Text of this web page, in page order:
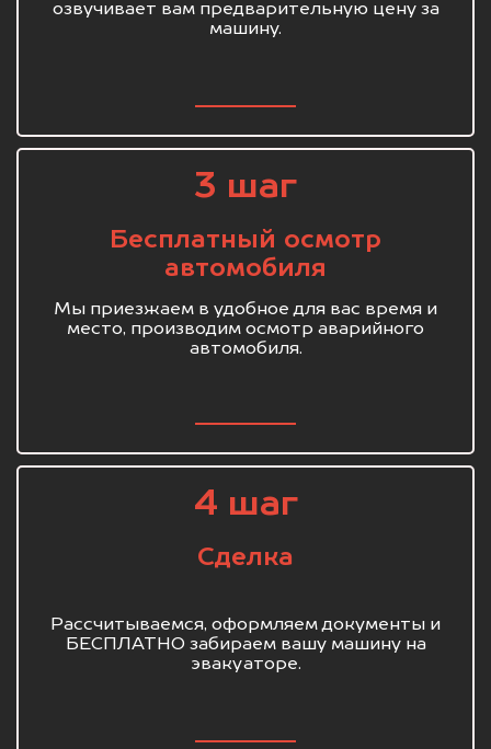
озвучивает вам предварительную цену за
машину.
3 шаг
Бесплатный осмотр
автомобиля
Мы приезжаем в удобное для вас время и
место, производим осмотр аварийного
автомобиля.
4 шаг
Сделка
Рассчитываемся, оформляем документы и
БЕСПЛАТНО забираем вашу машину на
эвакуаторе.